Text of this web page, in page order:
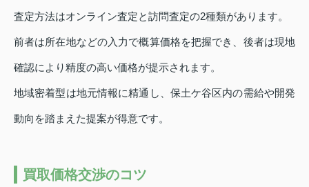
査定方法はオンライン査定と訪問査定の2種類があります。
前者は所在地などの入力で概算価格を把握でき、後者は現地
確認により精度の高い価格が提示されます。
地域密着型は地元情報に精通し、保土ケ谷区内の需給や開発
動向を踏まえた提案が得意です。
買取価格交渉のコツ